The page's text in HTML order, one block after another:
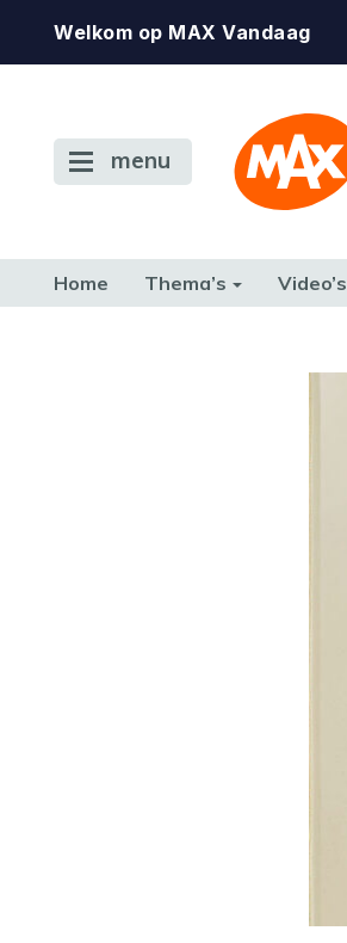
Welkom op MAX Vandaag
menu
Home Thema’s Video’s